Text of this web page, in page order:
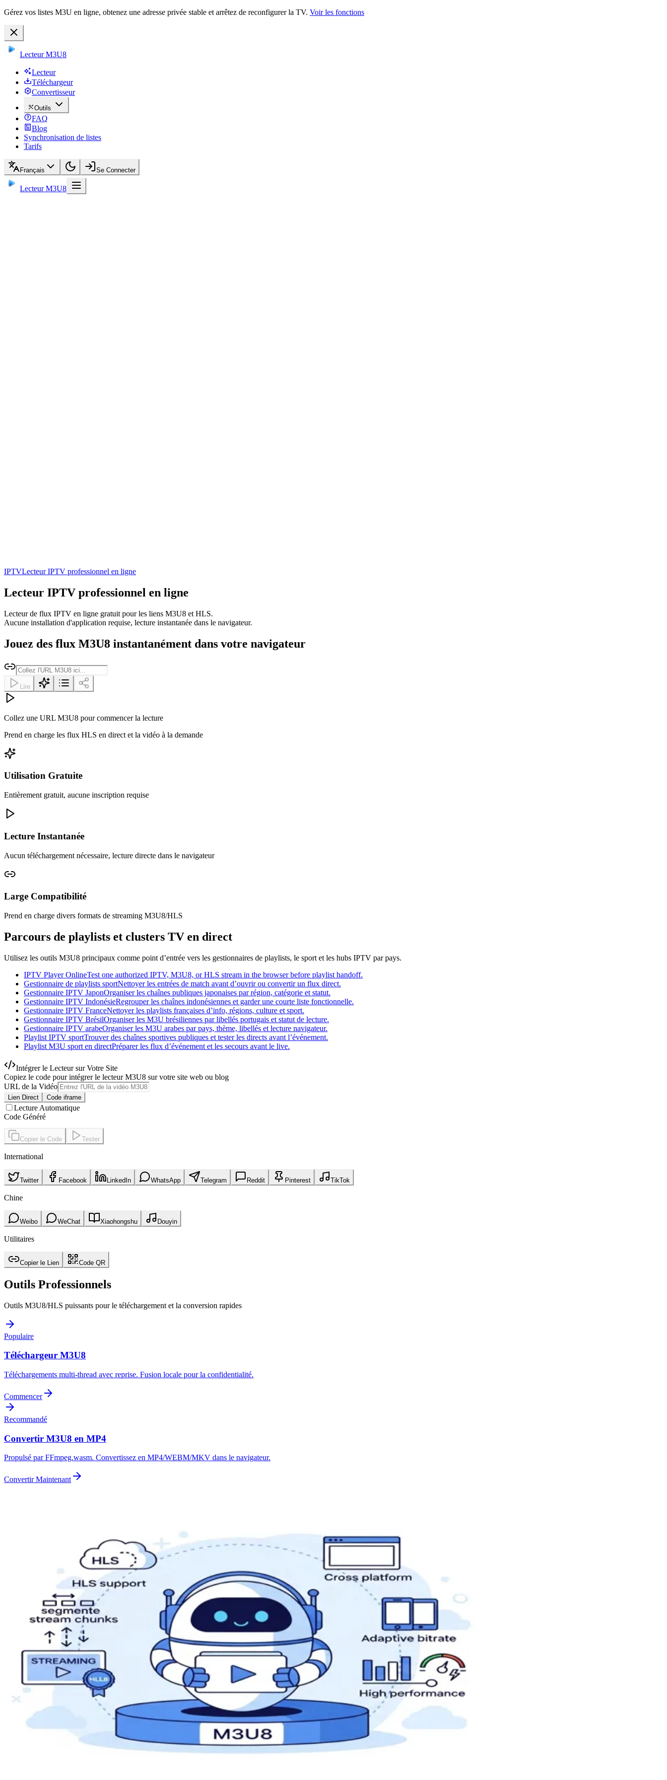
Gérez vos listes M3U en ligne, obtenez une adresse privée stable et arrêtez de reconfigurer la TV. Voir les fonctions
Lecteur M3U8
Lecteur
Téléchargeur
Convertisseur
Outils
FAQ
Blog
Synchronisation de listes
Tarifs
Français Se Connecter
Lecteur M3U8
IPTVLecteur IPTV professionnel en ligne
Lecteur IPTV professionnel en ligne
Lecteur de flux IPTV en ligne gratuit pour les liens M3U8 et HLS.
Aucune installation d'application requise, lecture instantanée dans le navigateur.
Jouez des flux M3U8 instantanément dans votre navigateur
Lire
Collez une URL M3U8 pour commencer la lecture
Prend en charge les flux HLS en direct et la vidéo à la demande
Utilisation Gratuite
Entièrement gratuit, aucune inscription requise
Lecture Instantanée
Aucun téléchargement nécessaire, lecture directe dans le navigateur
Large Compatibilité
Prend en charge divers formats de streaming M3U8/HLS
Parcours de playlists et clusters TV en direct
Utilisez les outils M3U8 principaux comme point d’entrée vers les gestionnaires de playlists, le sport et les hubs IPTV par pays.
IPTV Player OnlineTest one authorized IPTV, M3U8, or HLS stream in the browser before playlist handoff.
Gestionnaire de playlists sportNettoyer les entrées de match avant d’ouvrir ou convertir un flux direct.
Gestionnaire IPTV JaponOrganiser les chaînes publiques japonaises par région, catégorie et statut.
Gestionnaire IPTV IndonésieRegrouper les chaînes indonésiennes et garder une courte liste fonctionnelle.
Gestionnaire IPTV FranceNettoyer les playlists françaises d’info, régions, culture et sport.
Gestionnaire IPTV BrésilOrganiser les M3U brésiliennes par libellés portugais et statut de lecture.
Gestionnaire IPTV arabeOrganiser les M3U arabes par pays, thème, libellés et lecture navigateur.
Playlist IPTV sportTrouver des chaînes sportives publiques et tester les directs avant l’événement.
Playlist M3U sport en directPréparer les flux d’événement et les secours avant le live.
Intégrer le Lecteur sur Votre Site
Copiez le code pour intégrer le lecteur M3U8 sur votre site web ou blog
URL de la Vidéo
Lien Direct Code iframe
Lecture Automatique
Code Généré
Copier le Code Tester
International
Twitter Facebook LinkedIn WhatsApp Telegram Reddit Pinterest TikTok
Chine
Weibo WeChat Xiaohongshu Douyin
Utilitaires
Copier le Lien Code QR
Outils Professionnels
Outils M3U8/HLS puissants pour le téléchargement et la conversion rapides
Populaire
Téléchargeur M3U8
Téléchargements multi-thread avec reprise. Fusion locale pour la confidentialité.
Commencer
Recommandé
Convertir M3U8 en MP4
Propulsé par FFmpeg.wasm. Convertissez en MP4/WEBM/MKV dans le navigateur.
Convertir Maintenant